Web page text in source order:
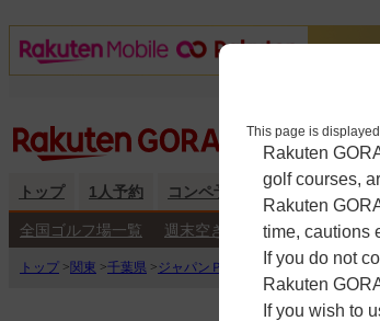
トップ 1人予約 コンペ予約 海外予約 キ
全国ゴルフ場一覧 週末空き枠検索 平日空き枠
トップ > 関東 >千葉県 > ジャパンＰＧＡゴルフクラブ > 予約
This page is
Rakuten
golf courses,
Rakuten
time, cautions
If you do not
Rakuten
If you wish to